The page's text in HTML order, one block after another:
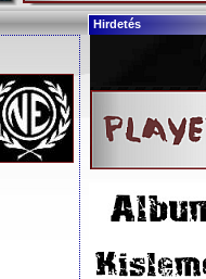
Hirdetés